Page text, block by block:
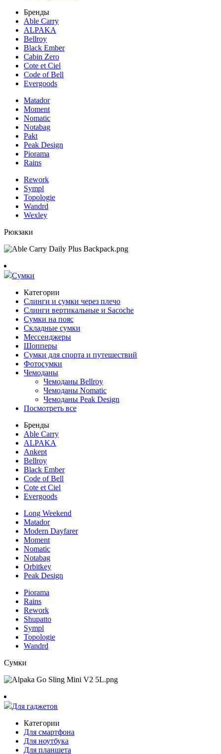
Бренды
Able Carry
ALPAKA
Bellroy
Black Ember
Cabin Zero
Cote et Ciel
Code of Bell
Evergoods
Matador
Moment
Nomatic
Notabag
Pakt
Peak Design
Piorama
Rains
Rework
Sympl
Topologie
Wandrd
Wexley
Рюкзаки
Сумки
Категории
Слинги и сумки через плечо
Слинги вертикальные и Sacoche
Сумки на пояс
Складные сумки
Мессенджеры
Шопперы
Сумки для спорта и путешествий
Фотосумки
Чемоданы
Чемоданы Bellroy
Чемоданы Nomatic
Чемоданы Peak Design
Посмотреть все
Бренды
Able Carry
ALPAKA
Ankept
Bellroy
Black Ember
Code of Bell
Cote et Ciel
Evergoods
Long Weekend
Matador
Modern Dayfarer
Moment
Nomatic
Notabag
Orbitkey
Peak Design
Piorama
Rains
Rework
Shupatto
Sympl
Topologie
Wandrd
Сумки
Для гаджетов
Категории
Для смартфона
Для ноутбука
Для планшета